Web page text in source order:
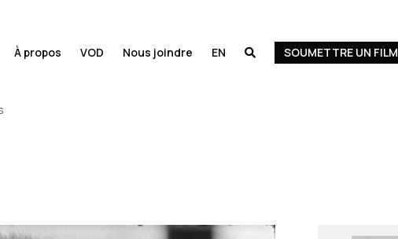
À propos VOD Nous joindre EN  SOUMETTRE UN FILM